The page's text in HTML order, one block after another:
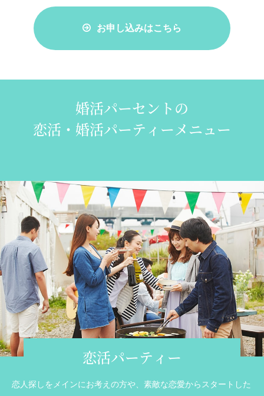
お申し込みはこちら
婚活パーセントの
恋活・婚活パーティーメニュー
恋活パーティー
恋人探しをメインにお考えの方や、素敵な恋愛からスタートした